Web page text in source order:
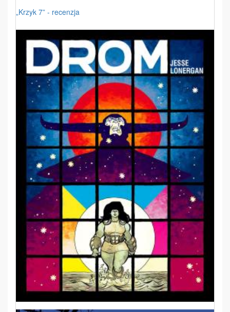
„Krzyk 7” - recenzja